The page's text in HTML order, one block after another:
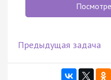
Предыдущая задача